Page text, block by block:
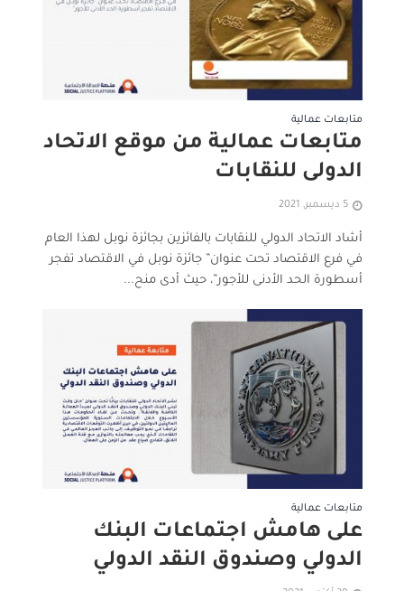
متابعات عمالية
متابعات عمالية من موقع الاتحاد
الدولى للنقابات
5 ديسمبر, 2021
أشاد الاتحاد الدولي للنقابات بالفائزين بجائزة نوبل لهذا العام
في فرع الاقتصاد تحت عنوان” جائزة نوبل في الاقتصاد تفجر
أسطورة الحد الأدنى للأجور”، حيث أدى منح...
متابعات عمالية
على هامش اجتماعات البنك
الدولي وصندوق النقد الدولي